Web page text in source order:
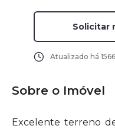
Solicitar
Atualizado há
Sobre o Imóvel
Excelente terreno